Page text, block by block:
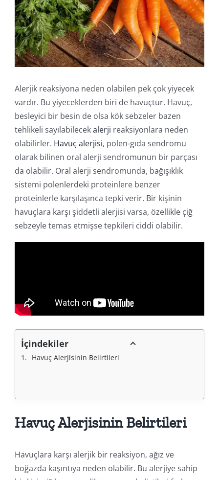
Alerjik reaksiyona neden olabilen pek çok yiyecek
vardır. Bu yiyeceklerden biri de havuçtur. Havuç,
besleyici bir besin de olsa kök sebzeler bazen
tehlikeli sayılabilecekalerji reaksiyonlara neden
olabilirler. Havuç alerjisi, polen-gıda sendromu
olarak bilinen oral alerji sendromunun bir parçası
da olabilir. Oral alerji sendromunda, bağışıklık
sistemi polenlerdeki proteinlere benzer
proteinlerle karşılaşınca tepki verir. Bir kişinin
havuçlara karşı şiddetli alerjisi varsa, özellikle çiğ
sebzeyle temas etmişse tepkileri ciddi olabilir.
İçindekiler
Havuç Alerjisinin Belirtileri
Havuç Alerjisinin Belirtileri
Havuçlara karşı alerjik bir reaksiyon, ağız ve
boğazda kaşıntıya neden olabilir. Bu alerjiye sahip